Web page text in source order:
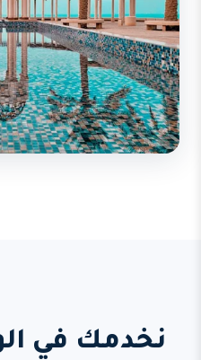
نخدمك في